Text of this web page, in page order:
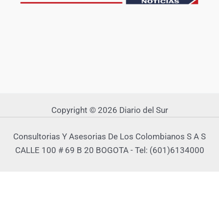
Copyright © 2026 Diario del Sur
Consultorias Y Asesorias De Los Colombianos S A S
CALLE 100 # 69 B 20 BOGOTA - Tel: (601)6134000